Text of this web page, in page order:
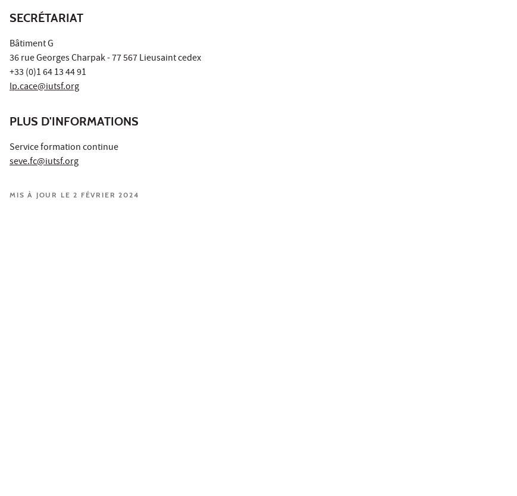
SECRÉTARIAT
Bâtiment G
36 rue Georges Charpak - 77 567 Lieusaint cedex
+33 (0)1 64 13 44 91
lp.cace@iutsf.org
PLUS D'INFORMATIONS
Service formation continue
seve.fc@iutsf.org
MIS À JOUR LE 2 FÉVRIER 2024